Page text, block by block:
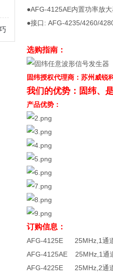
●AFG-4125AE内置功率放
●接口: AFG-4235/4260/
选购指南：
固纬授权代理商：苏州威锐
我们的优势：固纬、
产品优势：
订购信息：
AFG-4125E 25MHz,1通
AFG-4125AE 25MHz,1通
AFG-4225E 25MHz,2通